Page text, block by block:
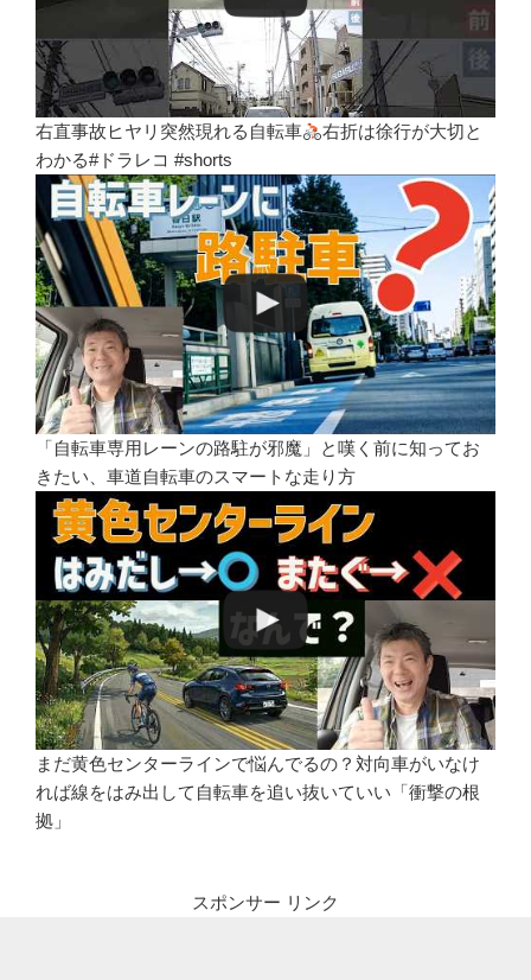
右直事故ヒヤリ突然現れる自転車
右折は徐行が大切と
わかる#ドラレコ #shorts
「自転車専用レーンの路駐が邪魔」と嘆く前に知ってお
きたい、車道自転車のスマートな走り方
まだ黄色センターラインで悩んでるの？対向車がいなけ
れば線をはみ出して自転車を追い抜いていい「衝撃の根
拠」
スポンサー リンク